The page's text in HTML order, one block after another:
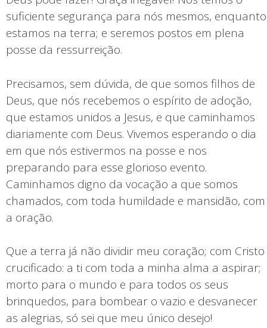
suficiente segurança para nós mesmos, enquanto
estamos na terra; e seremos postos em plena
posse da ressurreição.
Precisamos, sem dúvida, de que somos filhos de
Deus, que nós recebemos o espírito de adoção,
que estamos unidos a Jesus, e que caminhamos
diariamente com Deus. Vivemos esperando o dia
em que nós estivermos na posse e nos
preparando para esse glorioso evento.
Caminhamos digno da vocação a que somos
chamados, com toda humildade e mansidão, com
a oração.
Que a terra já não dividir meu coração; com Cristo
crucificado: a ti com toda a minha alma a aspirar;
morto para o mundo e para todos os seus
brinquedos, para bombear o vazio e desvanecer
as alegrias, só sei que meu único desejo!